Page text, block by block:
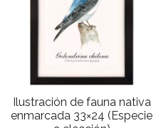
Ilustración de fauna nativa
enmarcada 33×24 (Especie